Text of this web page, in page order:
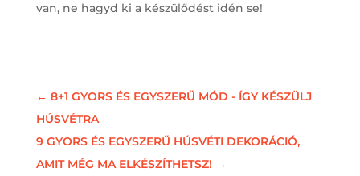
van, ne hagyd ki a készülődést idén se!
← 8+1 GYORS ÉS EGYSZERŰ MÓD - ÍGY KÉSZÜLJ
HÚSVÉTRA
9 GYORS ÉS EGYSZERŰ HÚSVÉTI DEKORÁCIÓ,
AMIT MÉG MA ELKÉSZÍTHETSZ! →